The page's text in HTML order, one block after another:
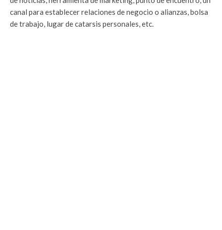
canal para establecer relaciones de negocio o alianzas, bolsa
de trabajo, lugar de catarsis personales, etc.